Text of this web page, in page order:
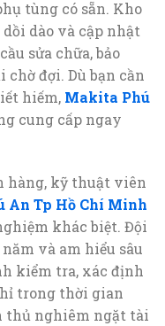
tùng có sẵn. Kho
dào và cập nhật
sửa chữa, bảo
đợi. Dù bạn cần
hiếm, Makita Phú
cung cấp ngay
hàng, kỹ thuật viên
An Tp Hồ Chí Minh
khác biệt. Đội
và am hiểu sâu
kiểm tra, xác định
trong thời gian
thủ nghiêm ngặt tài